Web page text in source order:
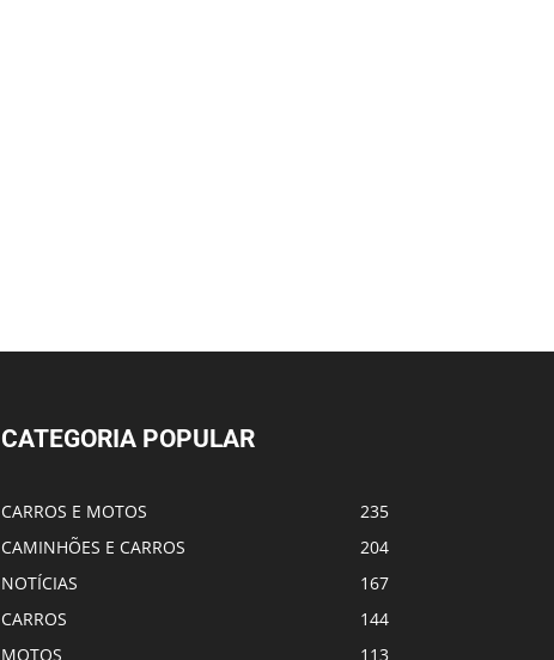
CATEGORIA POPULAR
CARROS E MOTOS
235
CAMINHÕES E CARROS
204
NOTÍCIAS
167
CARROS
144
MOTOS
113